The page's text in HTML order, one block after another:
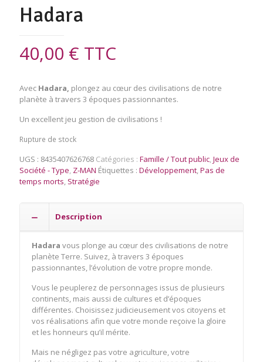
Hadara
40,00 € TTC
Avec Hadara, plongez au cœur des civilisations de notre
planète à travers 3 époques passionnantes.
Un excellent jeu gestion de civilisations !
Rupture de stock
UGS : 8435407626768 Catégories : Famille / Tout public Jeux de
Société - Type Z-MAN Étiquettes : Développement Pas de
temps morts Stratégie
Description
Hadara vous plonge au cœur des civilisations de notre
planète Terre. Suivez, à travers 3 époques
passionnantes, l’évolution de votre propre monde.
Vous le peuplerez de personnages issus de plusieurs
continents, mais aussi de cultures et d’époques
différentes. Choisissez judicieusement vos citoyens et
vos réalisations afin que votre monde reçoive la gloire
et les honneurs qu’il mérite.
Mais ne négligez pas votre agriculture, votre